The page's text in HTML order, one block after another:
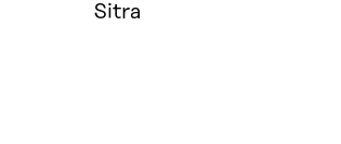
Sitra